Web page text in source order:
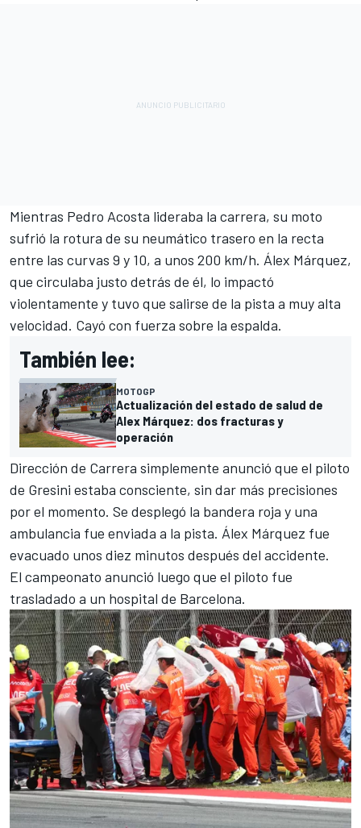
Mientras Pedro Acosta lideraba la carrera, su moto
sufrió la rotura de su neumático trasero en la recta
entre las curvas 9 y 10, a unos 200 km/h. Álex Márquez,
que circulaba justo detrás de él, lo impactó
violentamente y tuvo que salirse de la pista a muy alta
velocidad. Cayó con fuerza sobre la espalda.
También lee:
MOTOGP
Actualización del estado de salud de
Alex Márquez: dos fracturas y
operación
Dirección de Carrera simplemente anunció que el piloto
de Gresini estaba consciente, sin dar más precisiones
por el momento. Se desplegó la bandera roja y una
ambulancia fue enviada a la pista. Álex Márquez fue
evacuado unos diez minutos después del accidente.
El campeonato anunció luego que el piloto fue
trasladado a un hospital de Barcelona.